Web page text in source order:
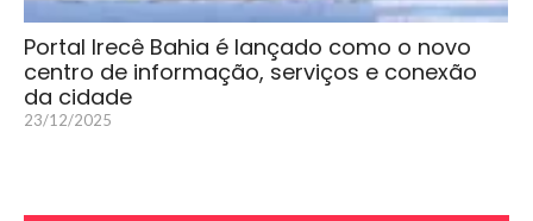
Portal Irecê Bahia é lançado como o novo
centro de informação, serviços e conexão
da cidade
23/12/2025